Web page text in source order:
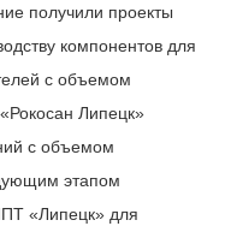
получили проекты
компонентов для
с объемом
Липецк»
с объемом
этапом
«Липецк» для